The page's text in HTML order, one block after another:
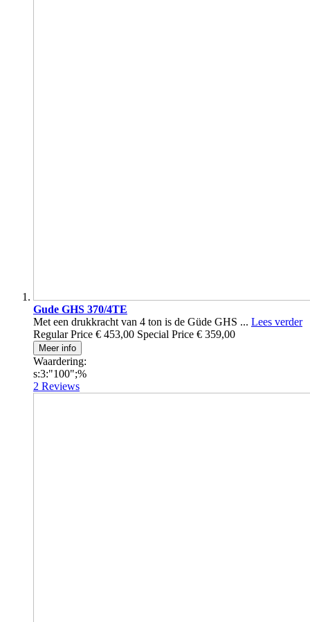
Gude GHS 370/4TE
Met een drukkracht van 4 ton is de Güde GHS ... Lees verder
Regular Price € 453,00 Special Price € 359,00
Meer info
Waardering:
s:3:"100";%
2 Reviews